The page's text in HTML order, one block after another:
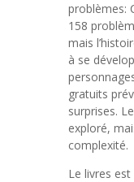
problèmes:
158
mais
à se
gratuits
surprises.
exploré,
complexité.
Le livres